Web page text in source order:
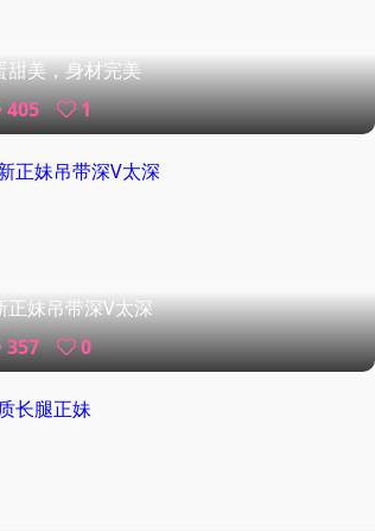
甜美，身材完美
405
1
正妹吊带深V太深
357
0